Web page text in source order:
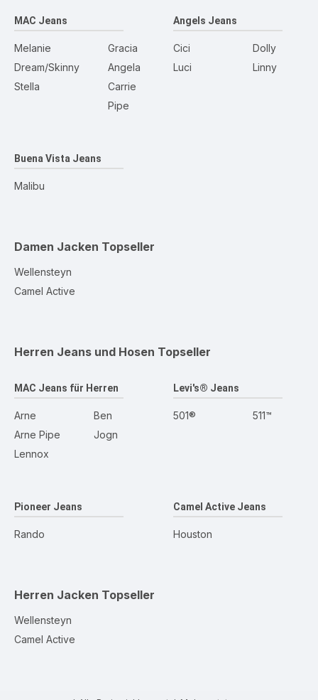
MAC Jeans
Melanie
Dream/Skinny
Stella
Gracia
Angela
Carrie
Pipe
Angels Jeans
Cici
Luci
Dolly
Linny
Buena Vista Jeans
Malibu
Damen Jacken Topseller
Wellensteyn
Camel Active
Herren Jeans und Hosen Topseller
MAC Jeans für Herren
Arne
Arne Pipe
Lennox
Ben
Jogn
Levi's® Jeans
501® 511™
Pioneer Jeans
Rando
Camel Active Jeans
Houston
Herren Jacken Topseller
Wellensteyn
Camel Active